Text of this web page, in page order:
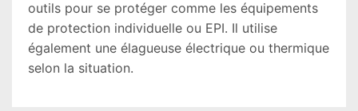
outils pour se protéger comme les équipements
de protection individuelle ou EPI. Il utilise
également une élagueuse électrique ou thermique
selon la situation.